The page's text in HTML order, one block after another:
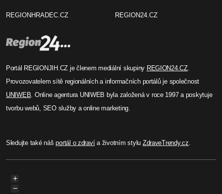
REGIONHRADEC.CZ REGION24.CZ
Portál REGIONJIH.CZ je členem mediální skupiny REGION24.CZ.
Provozovatelem sítě regionálních a informačních portálů je společnost
UNIWEB . Online agentura UNIWEB byla založená v roce 1997 a poskytuje
tvorbu webů, SEO služby a online marketing.
Sledujte také nášportál o zdravía životním stylu ZdraveTrendy.cz
+
−